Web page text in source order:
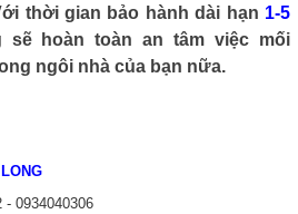
thời gian bảo hành dài hạn 1-5
hoàn toàn an tâm việc mối
ngôi nhà của bạn nữa.
- 0934040306